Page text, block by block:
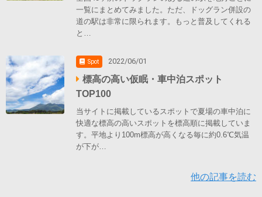
一覧にまとめてみました。ただ、ドッグラン併設の
道の駅は非常に限られます。もっと普及してくれる
と…
Spot 2022/06/01
標高の高い仮眠・車中泊スポット
TOP100
当サイトに掲載しているスポットで夏場の車中泊に
快適な標高の高いスポットを標高順に掲載していま
す。平地より100m標高が高くなる毎に約0.6℃気温
が下が…
他の記事を読む